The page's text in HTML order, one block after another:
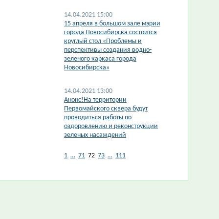
14.04.2021 15:00
​15 апреля в большом зале мэрии
города Новосибирска состоится
круглый стол «Проблемы и
перспективы создания водно-
зеленого каркаса города
Новосибирска»
14.04.2021 13:00
Анонс!На территории
Первомайского сквера будут
проводиться работы по
оздоровлению и реконструкции
зеленых насаждений
1 … 71 72 73 … 111